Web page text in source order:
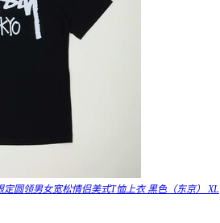
圆领男女宽松情侣美式T恤上衣 黑色（东京） XL